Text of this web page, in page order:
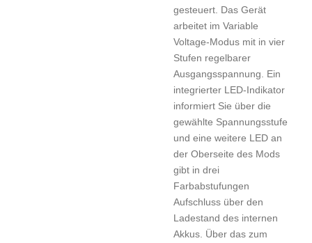
gesteuert. Das Gerät
arbeitet im Variable
Voltage-Modus mit in vier
Stufen regelbarer
Ausgangsspannung. Ein
integrierter LED-Indikator
informiert Sie über die
gewählte Spannungsstufe
und eine weitere LED an
der Oberseite des Mods
gibt in drei
Farbabstufungen
Aufschluss über den
Ladestand des internen
Akkus. Über das zum